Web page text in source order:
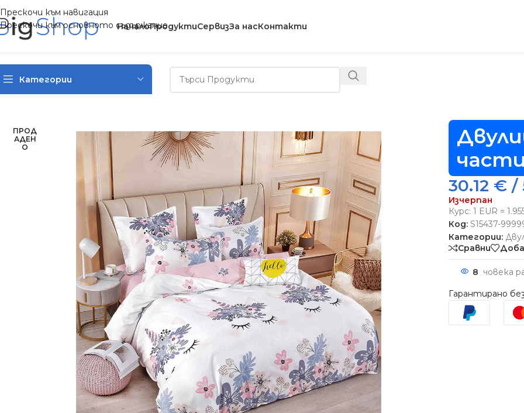
Прескочи към навигация
Прескочи към основното съдържание
НачалоПродуктиСервизЗа насКонтакти
Категории
ПРОД
АДЕН
О
30.12 € /
Изчерпан
Курс: 1 EUR =
Код: S15437-
Категории:
Сравни
8 човека
Гарантирано